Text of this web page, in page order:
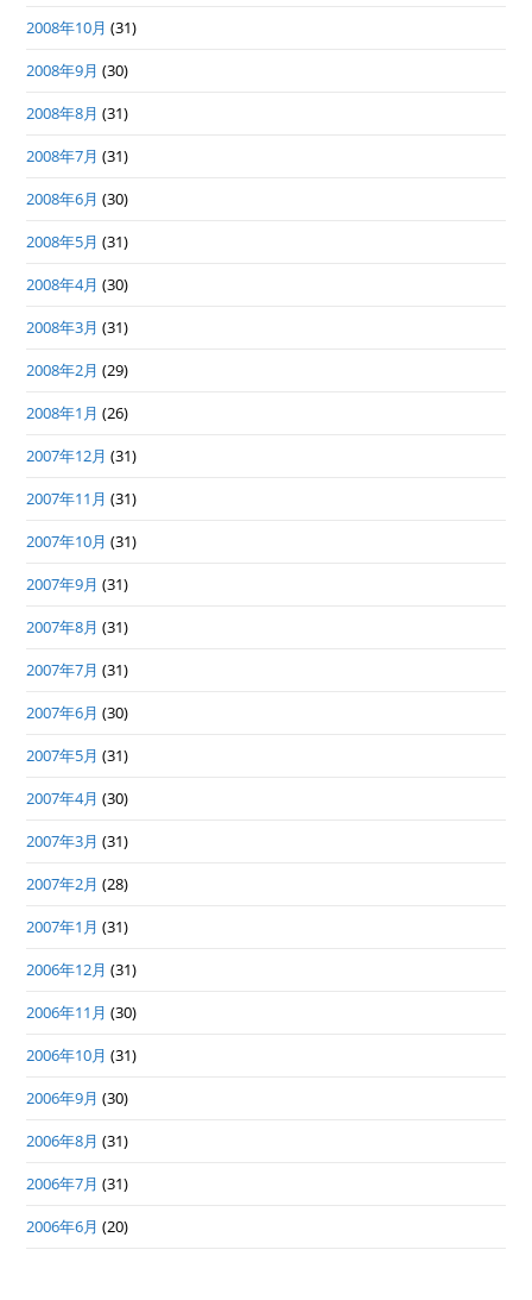
2008年10月 (31)
2008年9月 (30)
2008年8月 (31)
2008年7月 (31)
2008年6月 (30)
2008年5月 (31)
2008年4月 (30)
2008年3月 (31)
2008年2月 (29)
2008年1月 (26)
2007年12月 (31)
2007年11月 (31)
2007年10月 (31)
2007年9月 (31)
2007年8月 (31)
2007年7月 (31)
2007年6月 (30)
2007年5月 (31)
2007年4月 (30)
2007年3月 (31)
2007年2月 (28)
2007年1月 (31)
2006年12月 (31)
2006年11月 (30)
2006年10月 (31)
2006年9月 (30)
2006年8月 (31)
2006年7月 (31)
2006年6月 (20)